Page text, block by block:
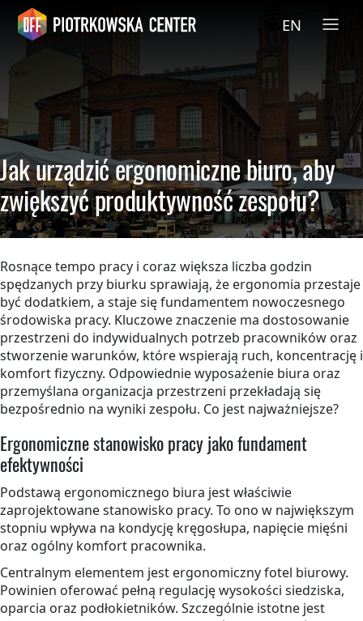
EN
Jak urządzić ergonomiczne biuro, aby
zwiększyć produktywność zespołu?
Rosnące tempo pracy i coraz większa liczba godzin
spędzanych przy biurku sprawiają, że ergonomia przestaje
być dodatkiem, a staje się fundamentem nowoczesnego
środowiska pracy. Kluczowe znaczenie ma dostosowanie
przestrzeni do indywidualnych potrzeb pracowników oraz
stworzenie warunków, które wspierają ruch, koncentrację i
komfort fizyczny. Odpowiednie wyposażenie biura oraz
przemyślana organizacja przestrzeni przekładają się
bezpośrednio na wyniki zespołu. Co jest najważniejsze?
Ergonomiczne stanowisko pracy jako fundament
efektywności
Podstawą ergonomicznego biura jest właściwie
zaprojektowane stanowisko pracy. To ono w największym
stopniu wpływa na kondycję kręgosłupa, napięcie mięśni
oraz ogólny komfort pracownika.
Centralnym elementem jest ergonomiczny fotel biurowy.
Powinien oferować pełną regulację wysokości siedziska,
oparcia oraz podłokietników. Szczególnie istotne jest